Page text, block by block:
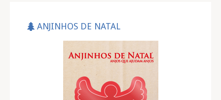
ANJINHOS DE NATAL